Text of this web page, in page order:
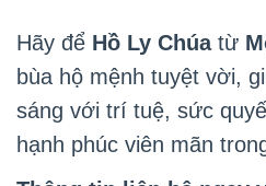
Hãy để Hồ Ly Chúatừ
bùa hộ mệnh tuyệt vời,
sáng với trí tuệ, sức
hạnh phúc viên mãn